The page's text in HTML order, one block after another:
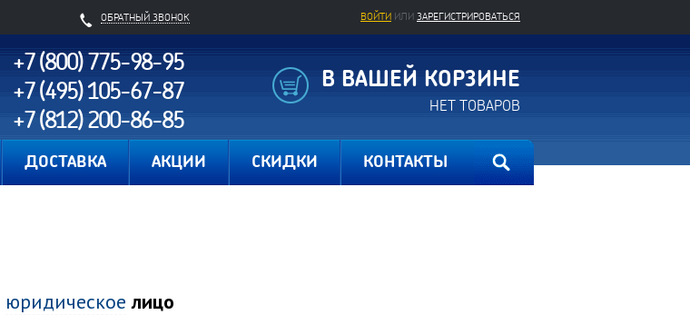
ОБРАТНЫЙ ЗВОНОК ВОЙТИ ИЛИ ЗАРЕГИСТРИРОВАТЬСЯ
+7 (800) 775-98-95
+7 (495) 105-67-87
+7 (812) 200-86-85
В ВАШЕЙ КОРЗИНЕ
НЕТ ТОВАРОВ
ДОСТАВКА АКЦИИ СКИДКИ КОНТАКТЫ
юридическое лицо